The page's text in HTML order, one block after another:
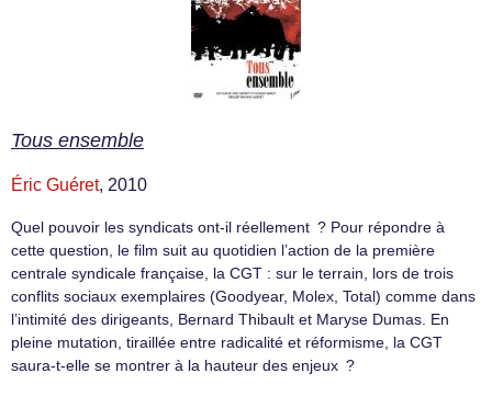
Tous ensemble
Éric Guéret, 2010
Quel pouvoir les syndicats ont-il réellement ? Pour répondre à
cette question, le film suit au quotidien l’action de la première
centrale syndicale française, la CGT : sur le terrain, lors de trois
conflits sociaux exemplaires (Goodyear, Molex, Total) comme dans
l’intimité des dirigeants, Bernard Thibault et Maryse Dumas. En
pleine mutation, tiraillée entre radicalité et réformisme, la CGT
saura-t-elle se montrer à la hauteur des enjeux ?